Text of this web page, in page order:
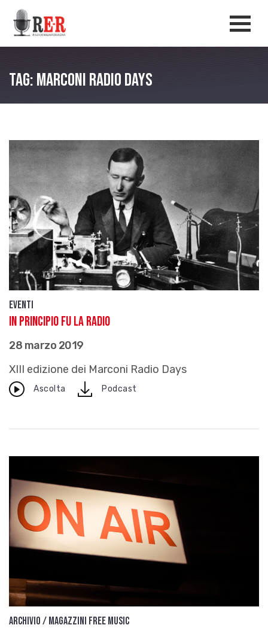
Salta al contenuto principale
Tag: Marconi Radio Days
Eventi
In principio fu la radio
28 marzo 2019
XIII edizione dei Marconi Radio Days
Ascolta downloadPodcast
Archivio / Magazzini free music